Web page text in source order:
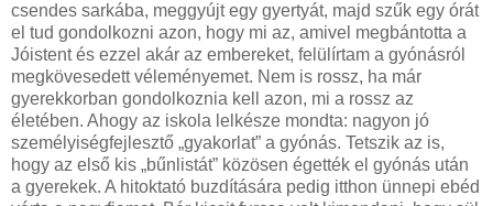
csendes sarkába, meggyújt egy gyertyát, majd szűk egy órát
el tud gondolkozni azon, hogy mi az, amivel megbántotta a
Jóistent és ezzel akár az embereket, felülírtam a gyónásról
megkövesedett véleményemet. Nem is rossz, ha már
gyerekkorban gondolkoznia kell azon, mi a rossz az
életében. Ahogy az iskola lelkésze mondta: nagyon jó
személyiségfejlesztő „gyakorlat” a gyónás. Tetszik az is,
hogy az első kis „bűnlistát” közösen égették el gyónás után
a gyerekek. A hitoktató buzdítására pedig itthon ünnepi ebéd